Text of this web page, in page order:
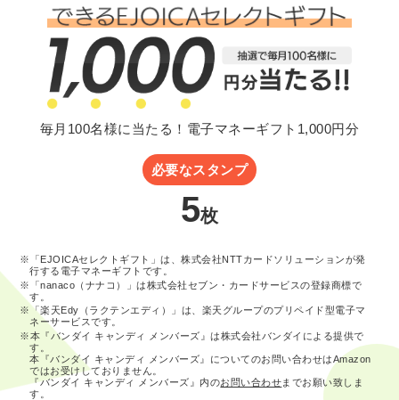
毎月100名様に当たる！電子マネーギフト1,000円分
必要なスタンプ
5枚
※「EJOICAセレクトギフト」は、株式会社NTTカードソリューションが発
行する電子マネーギフトです。
※「nanaco（ナナコ）」は株式会社セブン・カードサービスの登録商標で
す。
※「楽天Edy（ラクテンエディ）」は、楽天グループのプリペイド型電子マ
ネーサービスです。
※本『バンダイ キャンディ メンバーズ』は株式会社バンダイによる提供で
す。
本『バンダイ キャンディ メンバーズ』についてのお問い合わせはAmazon
ではお受けしておりません。
『バンダイ キャンディ メンバーズ』内のお問い合わせまでお願い致しま
す。